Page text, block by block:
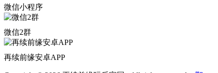
微信小程序
微信2群
再续前缘安卓APP